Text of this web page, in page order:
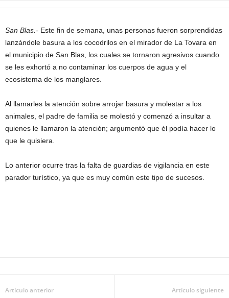
San Blas.- Este fin de semana, unas personas fueron sorprendidas
lanzándole basura a los cocodrilos en el mirador de La Tovara en
el municipio de San Blas, los cuales se tornaron agresivos cuando
se les exhortó a no contaminar los cuerpos de agua y el
ecosistema de los manglares.
Al llamarles la atención sobre arrojar basura y molestar a los
animales, el padre de familia se molestó y comenzó a insultar a
quienes le llamaron la atención; argumentó que él podía hacer lo
que le quisiera.
Lo anterior ocurre tras la falta de guardias de vigilancia en este
parador turístico, ya que es muy común este tipo de sucesos.
Artículo anterior Artículo siguiente